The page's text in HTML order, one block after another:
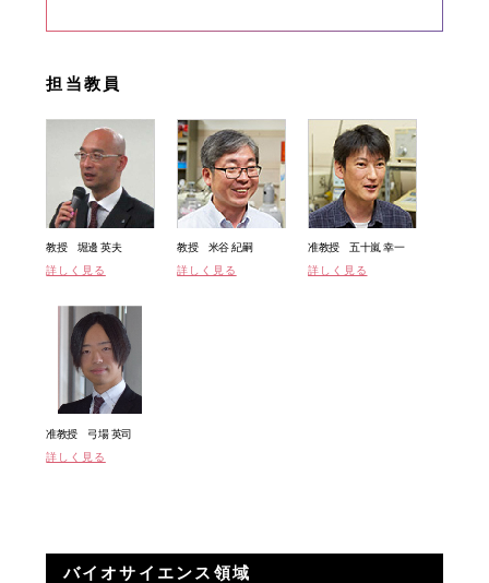
担当教員
教授 堀邊 英夫
詳しく見る
教授 米谷 紀嗣
詳しく見る
准教授 五十嵐 幸一
詳しく見る
准教授 弓場 英司
詳しく見る
バイオサイエンス領域